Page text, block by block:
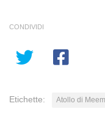
CONDIVIDI
Etichette: Atollo di